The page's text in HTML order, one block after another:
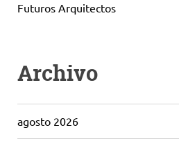
Futuros Arquitectos
Archivo
agosto 2026